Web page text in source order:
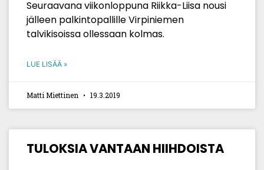
Seuraavana viikonloppuna Riikka-Liisa nousi
jälleen palkintopallille Virpiniemen
talvikisoissa ollessaan kolmas.
LUE LISÄÄ »
Matti Miettinen 19.3.2019
TULOKSIA VANTAAN HIIHDOISTA